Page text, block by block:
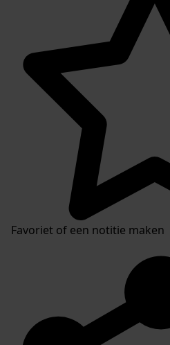
Favoriet of een notitie maken